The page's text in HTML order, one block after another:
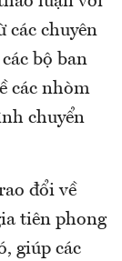
các chuyên
bộ ban
các nhòm
chuyển
đổi về
tiên phong
giúp các